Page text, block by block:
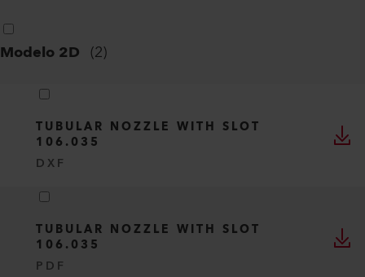
Modelo 2D (2)
TUBULAR NOZZLE WITH SLOT
106.035
DXF
TUBULAR NOZZLE WITH SLOT
106.035
PDF